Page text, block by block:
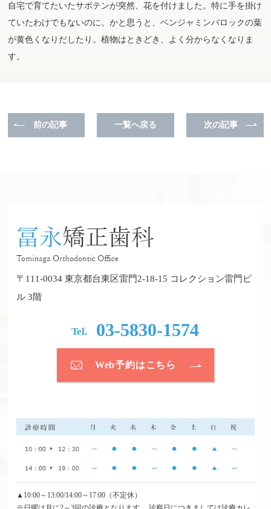
自宅で育てたいたサボテンが突然、花を付けました。特に手を掛け
ていたわけでもないのに。かと思うと、ベンジャミンバロックの葉
が黄色くなりだしたり。植物はときどき、よく分からなくなりま
す。
前の記事 一覧へ戻る 次の記事
〒111-0034 東京都台東区雷門2-18-15 コレクション雷門ビ
ル 3階
Tel. 03-5830-1574
Web予約はこちら
▲10:00～13:00/14:00～17:00（不定休）